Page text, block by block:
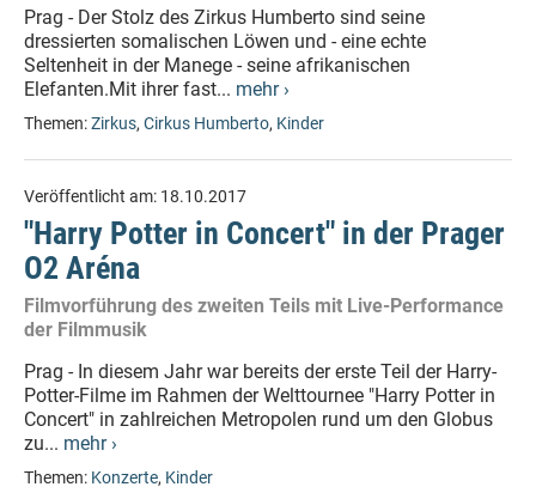
Prag - Der Stolz des Zirkus Humberto sind seine
dressierten somalischen Löwen und - eine echte
Seltenheit in der Manege - seine afrikanischen
Elefanten.Mit ihrer fast... mehr ›
Themen:Zirkus, Cirkus Humberto, Kinder
Veröffentlicht am: 18.10.2017
"Harry Potter in Concert" in der Prager
O2 Aréna
Filmvorführung des zweiten Teils mit Live-Performance
der Filmmusik
Prag - In diesem Jahr war bereits der erste Teil der Harry-
Potter-Filme im Rahmen der Welttournee "Harry Potter in
Concert" in zahlreichen Metropolen rund um den Globus
zu... mehr ›
Themen: Konzerte, Kinder